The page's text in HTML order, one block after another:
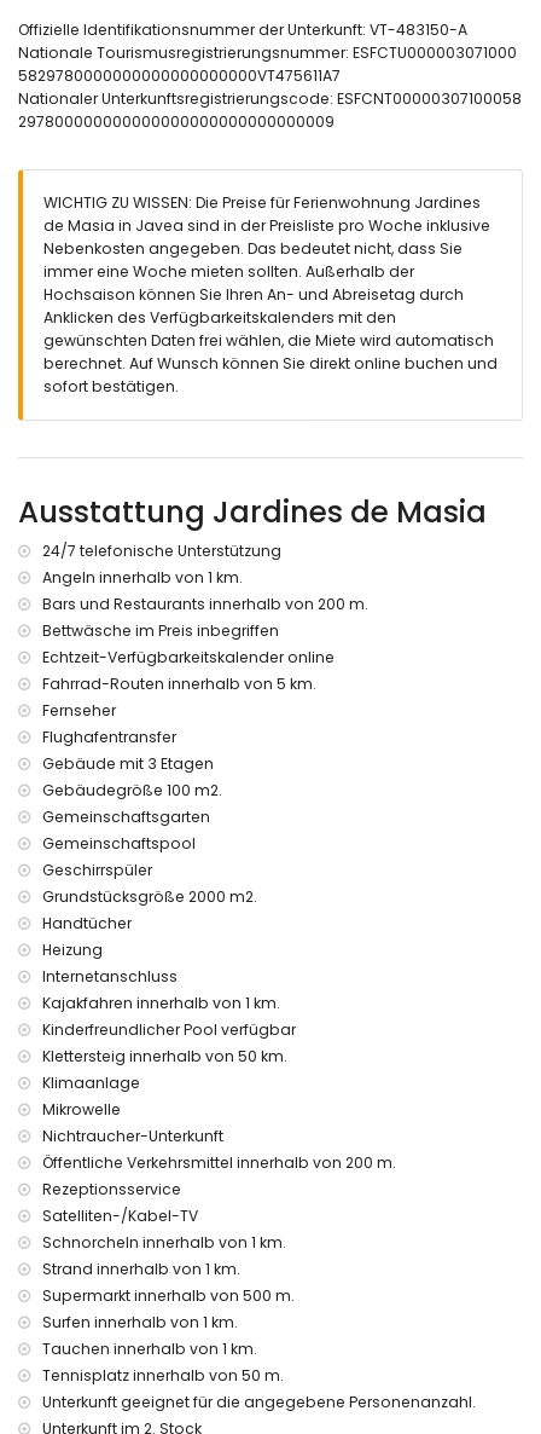
Schlafzimmer und Badezimmer
Schlafzimmer mit Queensize-Bett (Maße 200 x 150 cm)
Schlafzimmer mit 2 Einzelbetten (Maße 200 x 90 cm) und
eigenem Badezimmer
Kombination und Toilette
Eigenes Badezimmer mit Einzelwaschbecken, Dusche und
Toilette
Badezimmer mit Einzelwaschbecken, Dusche und Toilette
Außenbereich der Wohnung
Großes und umzäuntes Grundstück
Lagunenförmiger Gemeinschaftspool mit den Maßen 25m x
14m und 2m Tiefe
Kinderpool
Außendusche
Gemeinschafts-Garagenplatz
Mehr Informationen
Nächste Stadt: Javea (innerhalb von 2 Kilometern der
Wohnung)
Nächstes Flussufer oder Küste: Mittelmeer (innerhalb von
1000 Metern der Wohnung)
Nächster Strand: Arenal Strand (innerhalb von 1000 Metern
Nächster Hafen: La Fontana, Javea (innerhalb von 1000
Metern der Wohnung)
Nächster Park: Montgo, Javea (innerhalb von 2 Kilometern
der Wohnung)
Nächster Flughafen: Alicante (innerhalb von 100 Kilometern
der Wohnung)
Zweitnächster Flughafen: Valencia (> 100 Kilometer)
Öffentliche Verkehrsmittel in der Nähe: Bus innerhalb von 200
Metern
Rauchen nicht erlaubt
Haustiere sind nicht erlaubt
Die Unterkunft ist sehr gut geeignet für Familien mit Kindern
Einrichtungen und Dienstleistungen, die im Mietpreis der
Wohnung inbegriffen sind
Internet (WiFi)
Bügeleisen und Bügelbrett
Bettwäsche und Handtücher
Empfangsdienst und 24-Stunden-Notdienst
Zentralheizung und Klimaanlage
Einrichtungen und Dienstleistungen gegen Aufpreis
Flughafenservice
Unterhaltungs- und Freizeitmöglichkeiten für Ihren Urlaub
in Javea, Costa Blanca
Bar (innerhalb von 500 Metern vom Haus)
Diskothek, Promenade (El Arenal und Javea) (innerhalb von
1000 Metern vom Haus)
Kino (innerhalb von 5 Kilometern vom Haus)
Offizielle Identifikationsnummer der Unterkunft: VT-483150-A
Nationale Tourismusregistrierungsnummer: ESFCTU000003071000
5829780000000000000000000VT475611A7
Nationaler Unterkunftsregistrierungscode: ESFCNT00000307100058
297800000000000000000000000000009
WICHTIG ZU WISSEN: Die Preise für Ferienwohnung Jardines
de Masia in Javea sind in der Preisliste pro Woche inklusive
Nebenkosten angegeben. Das bedeutet nicht, dass Sie
immer eine Woche mieten sollten. Außerhalb der
Hochsaison können Sie Ihren An- und Abreisetag durch
Anklicken des Verfügbarkeitskalenders mit den
gewünschten Daten frei wählen, die Miete wird automatisch
berechnet. Auf Wunsch können Sie direkt online buchen und
sofort bestätigen.
Ausstattung Jardines de Masia
24/7 telefonische Unterstützung
Angeln innerhalb von 1 km.
Bars und Restaurants innerhalb von 200 m.
Bettwäsche im Preis inbegriffen
Echtzeit-Verfügbarkeitskalender online
Fahrrad-Routen innerhalb von 5 km.
Fernseher
Flughafentransfer
Gebäude mit 3 Etagen
Gebäudegröße 100 m2.
Gemeinschaftsgarten
Gemeinschaftspool
Geschirrspüler
Grundstücksgröße 2000 m2.
Handtücher
Heizung
Internetanschluss
Kajakfahren innerhalb von 1 km.
Kinderfreundlicher Pool verfügbar
Klettersteig innerhalb von 50 km.
Klimaanlage
Mikrowelle
Nichtraucher-Unterkunft
Öffentliche Verkehrsmittel innerhalb von 200 m.
Rezeptionsservice
Satelliten-/Kabel-TV
Schnorcheln innerhalb von 1 km.
Strand innerhalb von 1 km.
Supermarkt innerhalb von 500 m.
Surfen innerhalb von 1 km.
Tauchen innerhalb von 1 km.
Tennisplatz innerhalb von 50 m.
Unterkunft geeignet für die angegebene Personenanzahl.
Unterkunft im 2. Stock